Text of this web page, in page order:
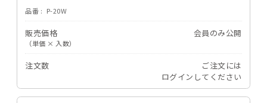
品番 P-20W
販売価格
（単価 × 入数）
会員のみ公開
注文数
ご注文には
ログイン してください